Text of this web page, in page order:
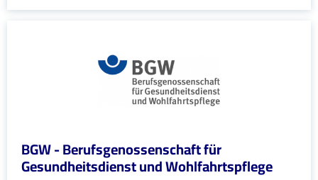
BGW - Berufsgenossenschaft für
Gesundheitsdienst und Wohlfahrtspflege